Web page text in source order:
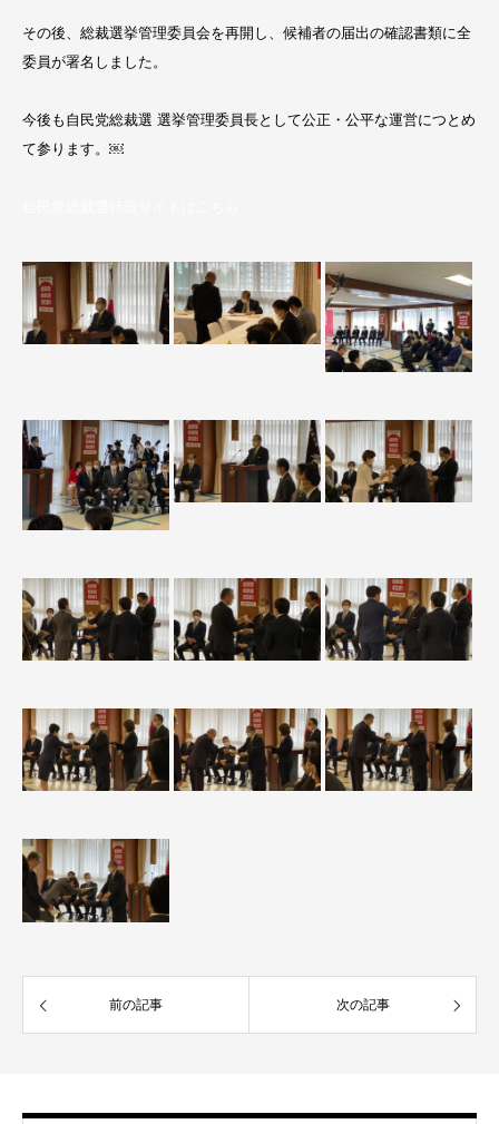
その後、総裁選挙管理委員会を再開し、候補者の届出の確認書類に全
委員が署名しました。
今後も自民党総裁選 選挙管理委員長として公正・公平な運営につとめ
て参ります。￼
前の記事 次の記事